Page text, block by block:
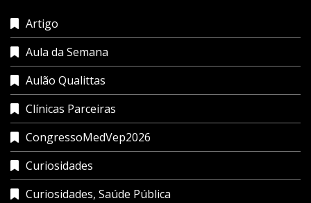
Artigo
Aula da Semana
Aulão Qualittas
Clínicas Parceiras
CongressoMedVep2026
Curiosidades
Curiosidades, Saúde Pública